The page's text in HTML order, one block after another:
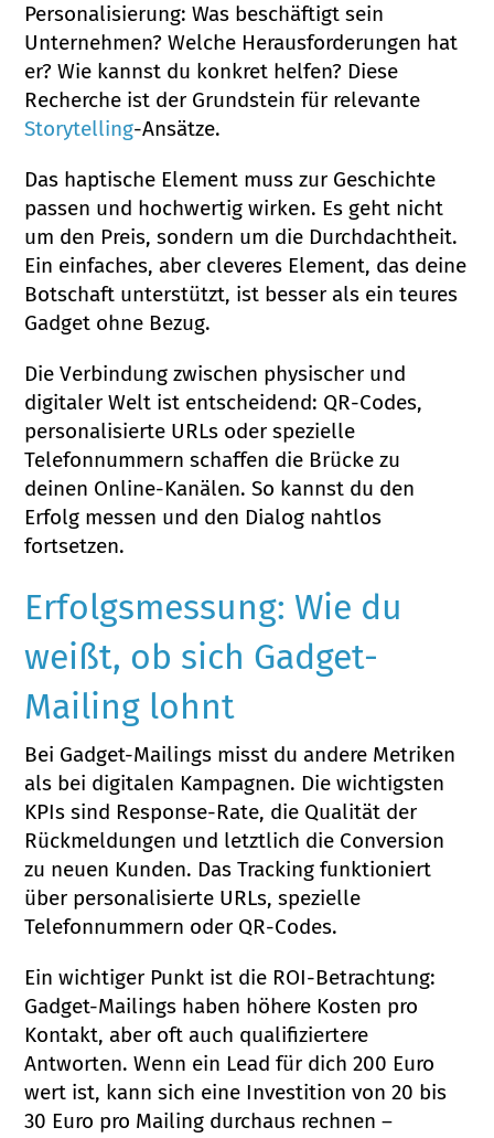
Personalisierung: Was beschäftigt sein
Unternehmen? Welche Herausforderungen hat
er? Wie kannst du konkret helfen? Diese
Recherche ist der Grundstein für relevante
Storytelling-Ansätze.
Das haptische Element muss zur Geschichte
passen und hochwertig wirken. Es geht nicht
um den Preis, sondern um die Durchdachtheit.
Ein einfaches, aber cleveres Element, das deine
Botschaft unterstützt, ist besser als ein teures
Gadget ohne Bezug.
Die Verbindung zwischen physischer und
digitaler Welt ist entscheidend: QR-Codes,
personalisierte URLs oder spezielle
Telefonnummern schaffen die Brücke zu
deinen Online-Kanälen. So kannst du den
Erfolg messen und den Dialog nahtlos
fortsetzen.
Erfolgsmessung: Wie du
weißt, ob sich Gadget-
Mailing lohnt
Bei Gadget-Mailings misst du andere Metriken
als bei digitalen Kampagnen. Die wichtigsten
KPIs sind Response-Rate, die Qualität der
Rückmeldungen und letztlich die Conversion
zu neuen Kunden. Das Tracking funktioniert
über personalisierte URLs, spezielle
Telefonnummern oder QR-Codes.
Ein wichtiger Punkt ist die ROI-Betrachtung:
Gadget-Mailings haben höhere Kosten pro
Kontakt, aber oft auch qualifiziertere
Antworten. Wenn ein Lead für dich 200 Euro
wert ist, kann sich eine Investition von 20 bis
30 Euro pro Mailing durchaus rechnen –